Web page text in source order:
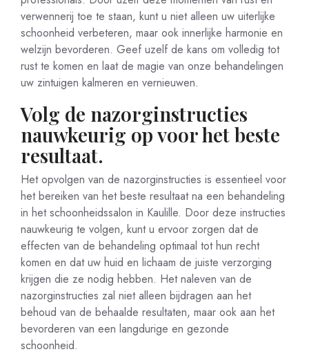
verwennerij toe te staan, kunt u niet alleen uw uiterlijke
schoonheid verbeteren, maar ook innerlijke harmonie en
welzijn bevorderen. Geef uzelf de kans om volledig tot
rust te komen en laat de magie van onze behandelingen
uw zintuigen kalmeren en vernieuwen.
Volg de nazorginstructies
nauwkeurig op voor het beste
resultaat.
Het opvolgen van de nazorginstructies is essentieel voor
het bereiken van het beste resultaat na een behandeling
in het schoonheidssalon in Kaulille. Door deze instructies
nauwkeurig te volgen, kunt u ervoor zorgen dat de
effecten van de behandeling optimaal tot hun recht
komen en dat uw huid en lichaam de juiste verzorging
krijgen die ze nodig hebben. Het naleven van de
nazorginstructies zal niet alleen bijdragen aan het
behoud van de behaalde resultaten, maar ook aan het
bevorderen van een langdurige en gezonde
schoonheid.